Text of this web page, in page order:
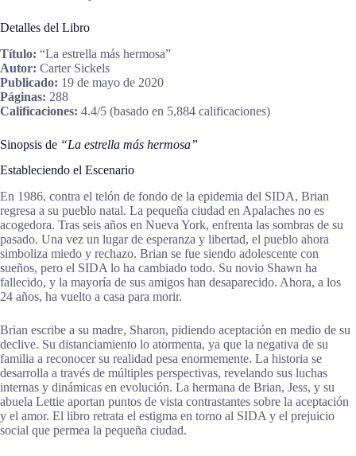
Detalles del Libro
Título: “La estrella más hermosa”
Autor: Carter Sickels
Publicado: 19 de mayo de 2020
Páginas: 288
Calificaciones: 4.4/5 (basado en 5,884 calificaciones)
Sinopsis de “La estrella más hermosa”
Estableciendo el Escenario
En 1986, contra el telón de fondo de la epidemia del SIDA, Brian
regresa a su pueblo natal. La pequeña ciudad en Apalaches no es
acogedora. Tras seis años en Nueva York, enfrenta las sombras de su
pasado. Una vez un lugar de esperanza y libertad, el pueblo ahora
simboliza miedo y rechazo. Brian se fue siendo adolescente con
sueños, pero el SIDA lo ha cambiado todo. Su novio Shawn ha
fallecido, y la mayoría de sus amigos han desaparecido. Ahora, a los
24 años, ha vuelto a casa para morir.
Brian escribe a su madre, Sharon, pidiendo aceptación en medio de su
declive. Su distanciamiento lo atormenta, ya que la negativa de su
familia a reconocer su realidad pesa enormemente. La historia se
desarrolla a través de múltiples perspectivas, revelando sus luchas
internas y dinámicas en evolución. La hermana de Brian, Jess, y su
abuela Lettie aportan puntos de vista contrastantes sobre la aceptación
y el amor. El libro retrata el estigma en torno al SIDA y el prejuicio
social que permea la pequeña ciudad.